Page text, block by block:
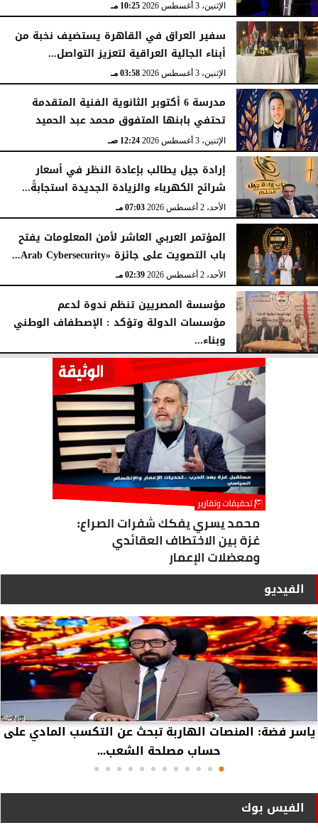
الإثنين، 3 أغسطس 2026 10:25 مـ
سفير العراق في القاهرة يستضيف نخبة من
أبناء الجالية العراقية لتعزيز التواصل...
الإثنين، 3 أغسطس 2026 03:58 مـ
مدرسة 6 أكتوبر الثانوية الفنية المتقدمة
تحتفي بابنها المتفوق محمد عبد الحميد
الإثنين، 3 أغسطس 2026 12:24 صـ
إرادة جيل يطالب بإعادة النظر في أسعار
شرائح الكهرباء والزيادة الجديدة استجابةً...
الأحد، 2 أغسطس 2026 07:03 مـ
المؤتمر العربي العاشر لأمن المعلومات يفتح
باب التصويت على جائزة «Arab Cybersecurity...
الأحد، 2 أغسطس 2026 02:39 مـ
مؤسسة المصريين تنظم ندوة لدعم
مؤسسات الدولة وتؤكد : الإصطفاف الوطني
وبناء...
الأحد، 2 أغسطس 2026 10:20 صـ
الفيديو
ياسر فضة: المنصات الهاربة تبحث عن التكسب المادي على
حساب مصلحة الشعب...
الفيس بوك